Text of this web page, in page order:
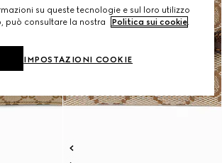
su queste tecnologie e sul loro utilizzo
può consultare la nostra
Politica sui cookie.
IMPOSTAZIONI COOKIE